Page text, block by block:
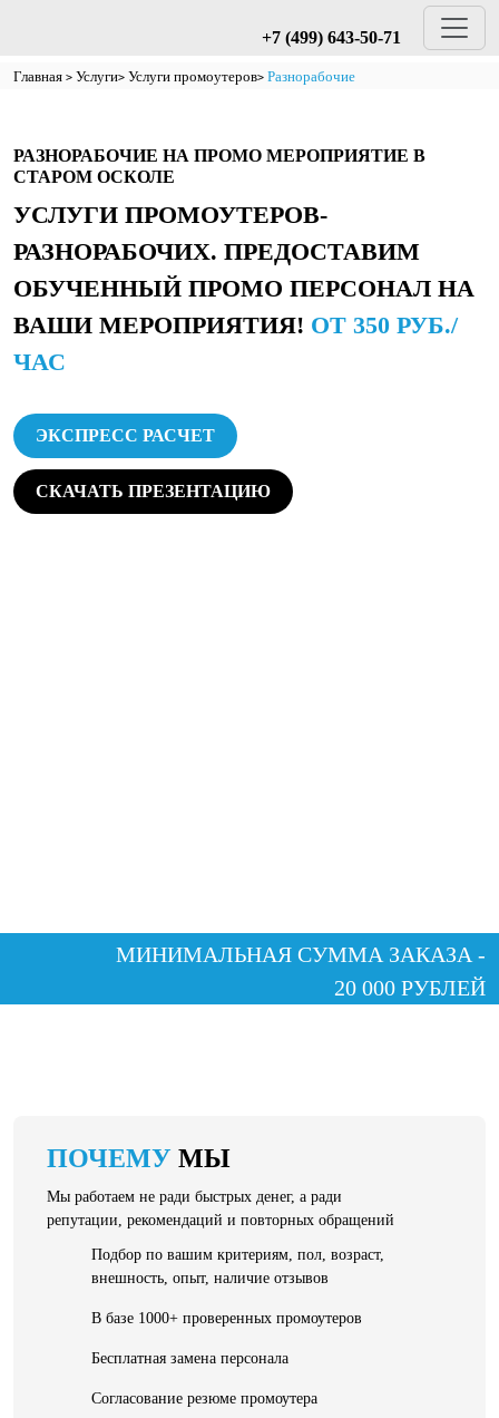
+7 (499) 643-50-71
Главная Услуги Услуги промоутеров Разнорабочие
РАЗНОРАБОЧИЕ НА ПРОМО МЕРОПРИЯТИЕ В
СТАРОМ ОСКОЛЕ
УСЛУГИ ПРОМОУТЕРОВ-
РАЗНОРАБОЧИХ. ПРЕДОСТАВИМ
ОБУЧЕННЫЙ ПРОМО ПЕРСОНАЛ НА
ВАШИ МЕРОПРИЯТИЯ! ОТ 350 РУБ./
ЧАС
ЭКСПРЕСС РАСЧЕТ
СКАЧАТЬ ПРЕЗЕНТАЦИЮ
МИНИМАЛЬНАЯ СУММА ЗАКАЗА -
20 000 РУБЛЕЙ
ПОЧЕМУ МЫ
Мы работаем не ради быстрых денег, а ради
репутации, рекомендаций и повторных обращений
Подбор по вашим критериям, пол, возраст,
внешность, опыт, наличие отзывов
В базе 1000+ проверенных промоутеров
Бесплатная замена персонала
Согласование резюме промоутера